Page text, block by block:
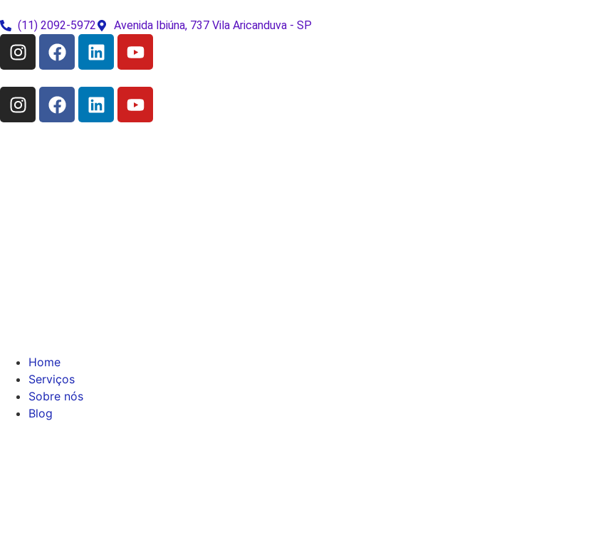
(11) 2092-5972 Avenida Ibiúna, 737 Vila Aricanduva - SP
Home
Serviços
Sobre nós
Blog